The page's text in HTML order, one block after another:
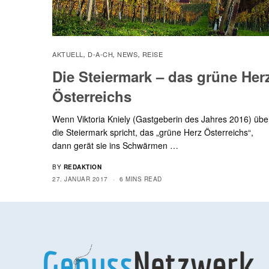
AKTUELL , D-A-CH,NEWS, REISE
Die Steiermark – das grüne
Österreichs
Wenn Viktoria Kniely (Gastgeberin des Jahres 2016)
die Steiermark spricht, das „grüne Herz Österreichs“,
dann gerät sie ins Schwärmen …
BY REDAKTION
27. JANUAR 2017
6 MINS READ